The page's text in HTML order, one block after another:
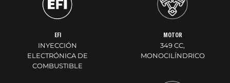
EFI
INYECCIÓN
ELECTRÓNICA DE
COMBUSTIBLE
MOTOR
349 CC,
MONOCILÍNDRICO